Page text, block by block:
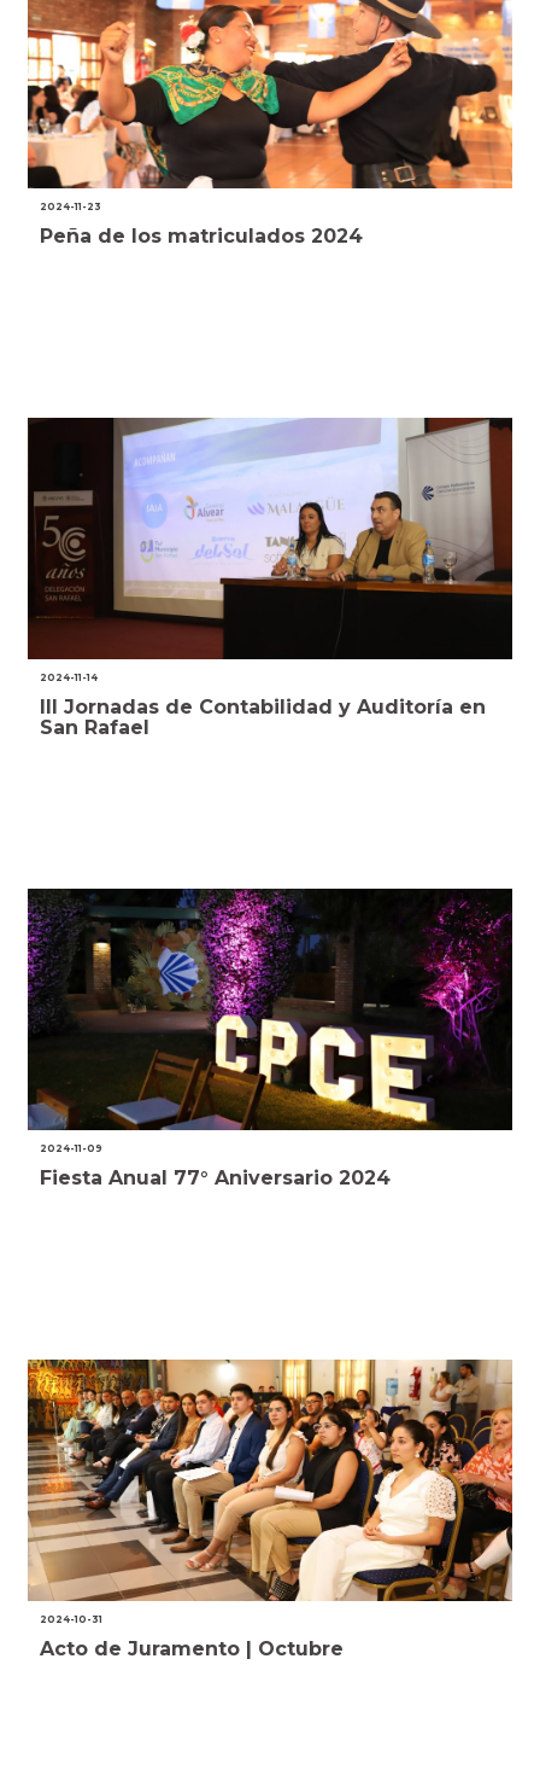
2024-11-23
Peña de los matriculados 2024
2024-11-14
III Jornadas de Contabilidad y Auditoría en
San Rafael
2024-11-09
Fiesta Anual 77° Aniversario 2024
2024-10-31
Acto de Juramento | Octubre